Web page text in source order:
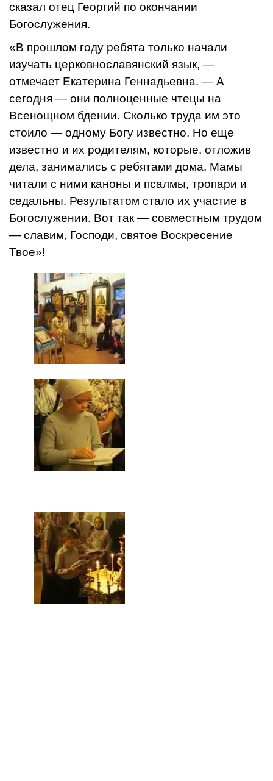
сказал отец Георгий по окончании
Богослужения.
«В прошлом году ребята только начали
изучать церковнославянский язык, —
отмечает Екатерина Геннадьевна. — А
сегодня — они полноценные чтецы на
Всенощном бдении. Сколько труда им это
стоило — одному Богу известно. Но еще
известно и их родителям, которые, отложив
дела, занимались с ребятами дома. Мамы
читали с ними каноны и псалмы, тропари и
седальны. Результатом стало их участие в
Богослужении. Вот так — совместным трудом
— славим, Господи, святое Воскресение
Твое»!